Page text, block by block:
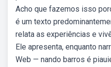
Acho que fazemos isso
é um texto
relata as experiências e
Ele apresenta, enquanto
Web — nando barros é